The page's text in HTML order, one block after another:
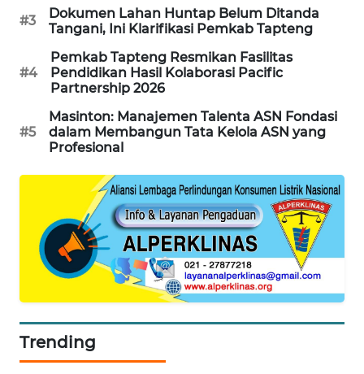
#3
Dokumen Lahan Huntap Belum Ditanda
Tangani, Ini Klarifikasi Pemkab Tapteng
#4
Pemkab Tapteng Resmikan Fasilitas
Pendidikan Hasil Kolaborasi Pacific
Partnership 2026
#5
Masinton: Manajemen Talenta ASN Fondasi
dalam Membangun Tata Kelola ASN yang
Profesional
Trending
ID
ENERGI
NEWS
CILEUNGSI
NEWS
BERAMPU
NEWS
ANUGERAH
NEWS
AKHLAK